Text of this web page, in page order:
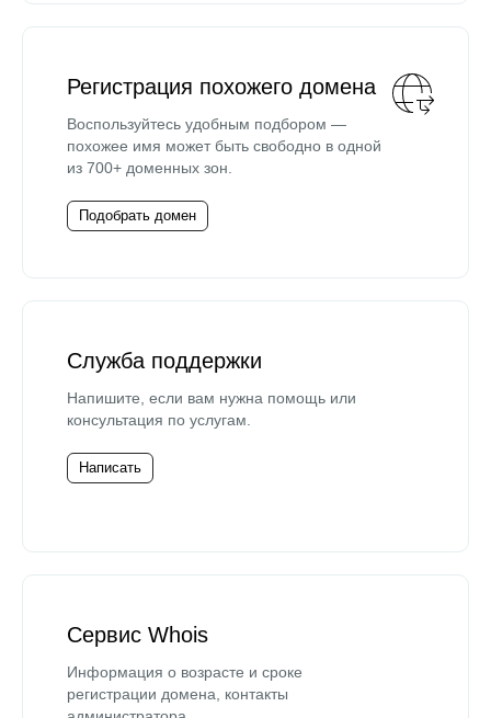
Регистрация похожего домена
Воспользуйтесь удобным подбором —
похожее имя может быть свободно в одной
из 700+ доменных зон.
Подобрать домен
Служба поддержки
Напишите, если вам нужна помощь или
консультация по услугам.
Написать
Сервис Whois
Информация о возрасте и сроке
регистрации домена, контакты